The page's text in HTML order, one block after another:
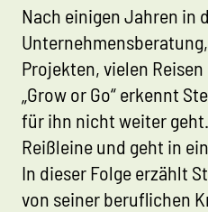
Nach einigen Jahren in
Projekten, vielen
„Grow or Go“ erkennt
für ihn nicht weiter
Reißleine und geht in
In dieser Folge erzählt
von seiner beruflichen